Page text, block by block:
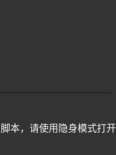
本，请使用隐身模式打开